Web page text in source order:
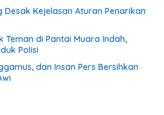
Desak Kejelasan Aturan Penarikan
Teman di Pantai Muara Indah,
Polisi
dan Insan Pers Bersihkan